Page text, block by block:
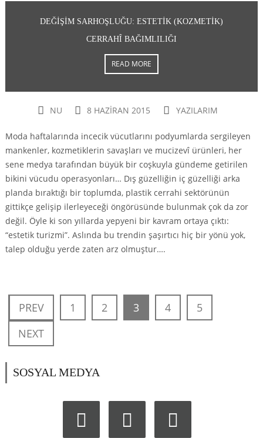
DEĞIŞIM SARHOŞLUĞU: ESTETIK (KOZMETIK)
CERRAHÎ BAĞIMLILIĞI
READ MORE
NU 8 HAZIRAN 2015 YAZILARIM
Moda haftalarında incecik vücutlarını podyumlarda sergileyen
mankenler, kozmetiklerin savaşları ve mucizevî ürünleri, her
sene medya tarafından büyük bir coşkuyla gündeme getirilen
bikini vücudu operasyonları… Dış güzelliğin iç güzelliği arka
planda bıraktığı bir toplumda, plastik cerrahi sektörünün
gittikçe gelişip ilerleyeceği öngörüsünde bulunmak çok da zor
değil. Öyle ki son yıllarda yepyeni bir kavram ortaya çıktı:
“estetik turizmi”. Aslında bu trendin şaşırtıcı hiç bir yönü yok,
talep olduğu yerde zaten arz olmuştur….
PREV 1 2 3 4
5
NEXT
SOSYAL MEDYA